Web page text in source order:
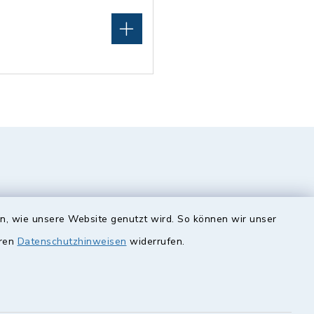
wie unsere Website genutzt wird. So können wir unser
Datenschutzhinweisen widerrufen.